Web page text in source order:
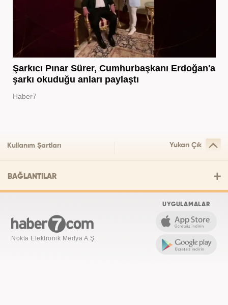
Şarkıcı Pınar Sürer, Cumhurbaşkanı Erdoğan'a
şarkı okuduğu anları paylaştı
Haber7
Kullanım Şartları Yukarı Çık
BAĞLANTILAR
Nokta Elektronik Medya A.Ş.
UYGULAMALAR